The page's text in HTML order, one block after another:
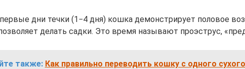
дни течки (1−4 дня) кошка демонстрирует половое
делать садки. Это время называют проэструс,
также: Как правильно переводить кошку с одного